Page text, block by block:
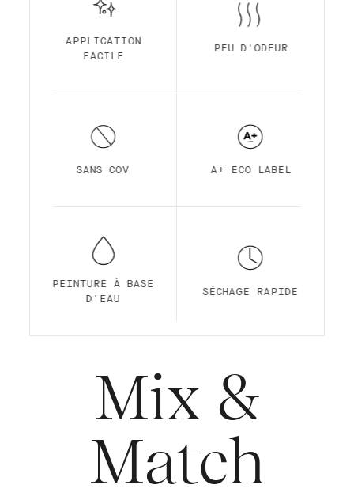
rapide et une couvrance premium.
APPLICATION
FACILE
PEU D'ODEUR
SANS COV A+ ECO LABEL
PEINTURE À BASE
D'EAU
SÉCHAGE RAPIDE
Mix &
Match